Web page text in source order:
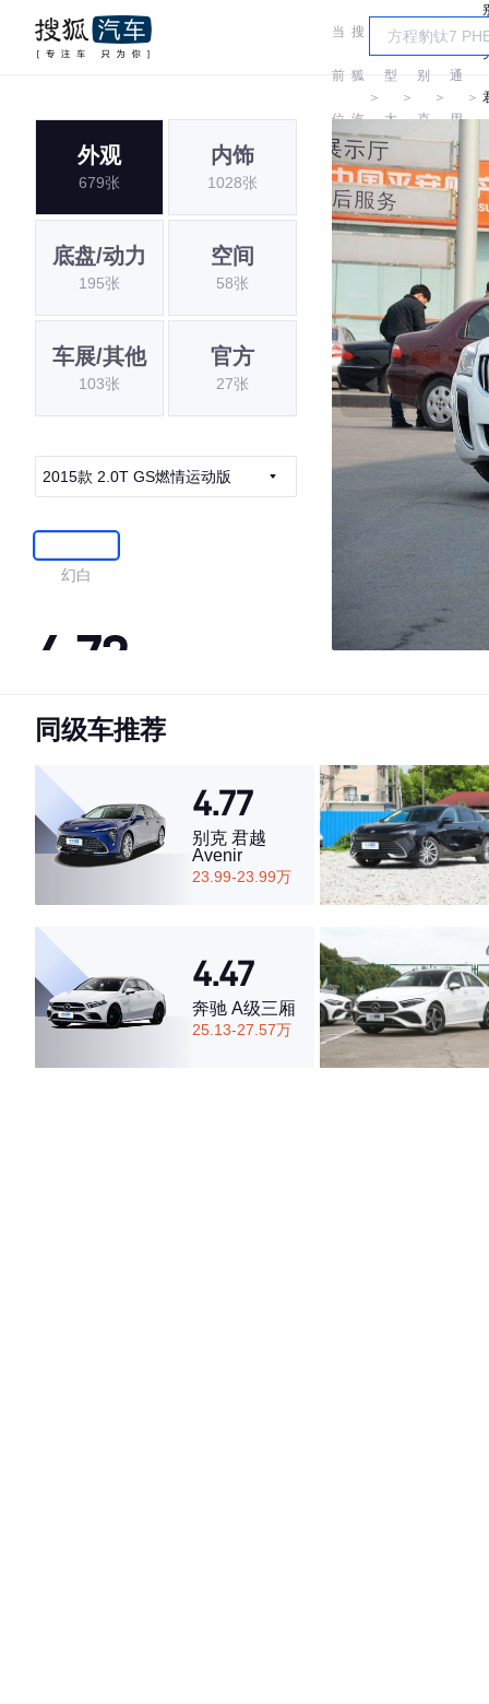
当
前
位
置:
搜
狐
汽
车
＞
车
型
大
全
＞
别
克
＞
汽
通
用
别
克
＞
外观
679张
内饰
1028张
底盘/动力
195张
空间
58张
车展/其他
103张
官方
27张
2015款 2.0T GS燃情运动版
幻白
4.72
·外观表现较为优秀，优于81%同级车
·空间表现一般，低于51%同级车
同级车推荐
4.77
别克 君越
Avenir
23.99-23.99万
4.47
奔驰 A级三厢
25.13-27.57万